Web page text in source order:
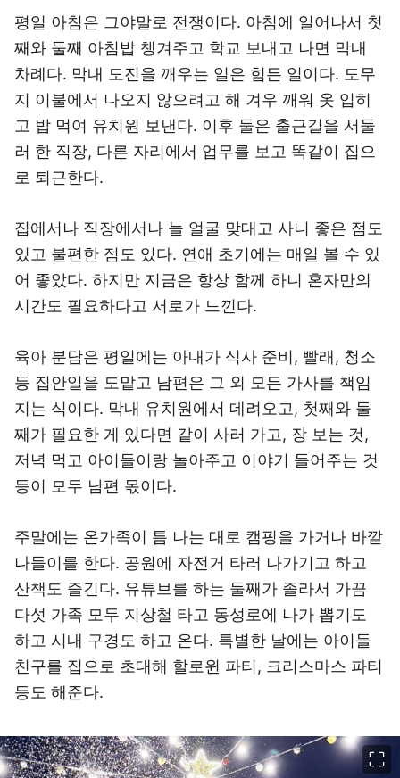
평일 아침은 그야말로 전쟁이다. 아침에 일어나서 첫
째와 둘째 아침밥 챙겨주고 학교 보내고 나면 막내
차례다. 막내 도진을 깨우는 일은 힘든 일이다. 도무
지 이불에서 나오지 않으려고 해 겨우 깨워 옷 입히
고 밥 먹여 유치원 보낸다. 이후 둘은 출근길을 서둘
러 한 직장, 다른 자리에서 업무를 보고 똑같이 집으
로 퇴근한다.
집에서나 직장에서나 늘 얼굴 맞대고 사니 좋은 점도
있고 불편한 점도 있다. 연애 초기에는 매일 볼 수 있
어 좋았다. 하지만 지금은 항상 함께 하니 혼자만의
시간도 필요하다고 서로가 느낀다.
육아 분담은 평일에는 아내가 식사 준비, 빨래, 청소
등 집안일을 도맡고 남편은 그 외 모든 가사를 책임
지는 식이다. 막내 유치원에서 데려오고, 첫째와 둘
째가 필요한 게 있다면 같이 사러 가고, 장 보는 것,
저녁 먹고 아이들이랑 놀아주고 이야기 들어주는 것
등이 모두 남편 몫이다.
주말에는 온가족이 틈 나는 대로 캠핑을 가거나 바깥
나들이를 한다. 공원에 자전거 타러 나가기고 하고
산책도 즐긴다. 유튜브를 하는 둘째가 졸라서 가끔
다섯 가족 모두 지상철 타고 동성로에 나가 뽑기도
하고 시내 구경도 하고 온다. 특별한 날에는 아이들
친구를 집으로 초대해 할로윈 파티, 크리스마스 파티
등도 해준다.